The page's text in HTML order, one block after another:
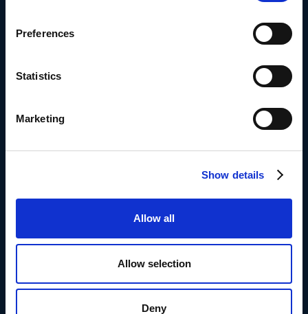
Preferences
Statistics
Marketing
Show details
Allow all
Allow selection
Deny